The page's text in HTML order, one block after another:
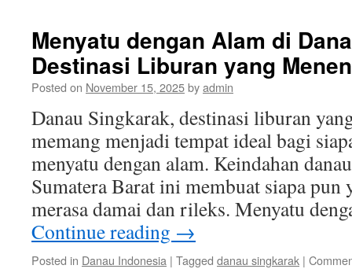
Menyatu dengan Alam di
Destinasi Liburan yang
Posted on November 15, 2025byadmin
Danau Singkarak, destinasi liburan
memang menjadi tempat ideal bagi
menyatu dengan alam. Keindahan
Sumatera Barat ini membuat siapa
merasa damai dan rileks. Menyatu
Continue reading →
Posted in Danau Indonesia | Tagged danau singkarak |